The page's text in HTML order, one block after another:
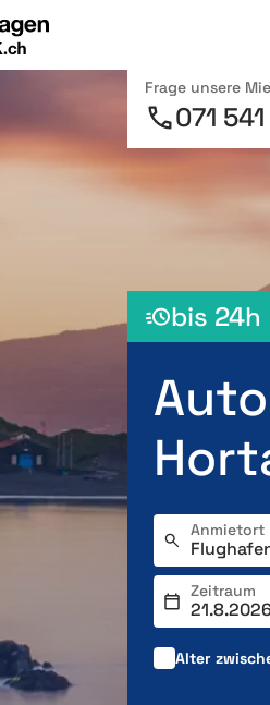
Frage unsere
071
bis 24h
Anmietort
Zeitraum
Alter